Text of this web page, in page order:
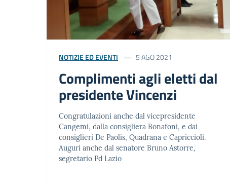
NOTIZIE ED EVENTI 5 AGO 2021
Complimenti agli eletti dal
presidente Vincenzi
Congratulazioni anche dal vicepresidente
Cangemi, dalla consigliera Bonafoni, e dai
consiglieri De Paolis, Quadrana e Capriccioli.
Auguri anche dal senatore Bruno Astorre,
segretario Pd Lazio